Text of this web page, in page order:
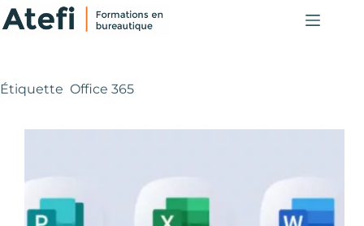
Passer
au
Étiquette Office 365